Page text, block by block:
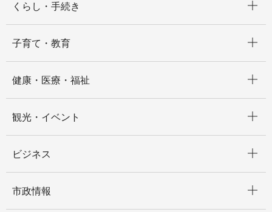
くらし・手続き
子育て・教育
健康・医療・福祉
観光・イベント
ビジネス
市政情報